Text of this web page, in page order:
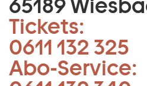
65189
Tickets:
0611 132 325
Abo-Service: